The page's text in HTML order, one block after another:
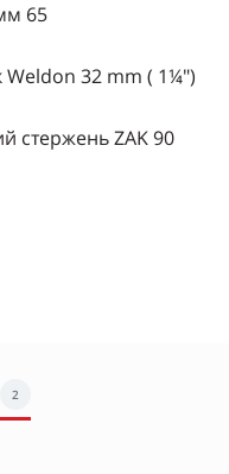
65
Weldon 32 mm ( 1¼")
стержень ZAK 90
2